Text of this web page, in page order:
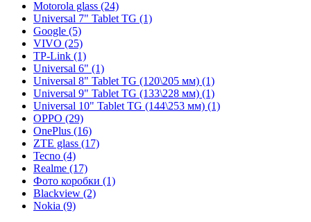
Motorola glass (24)
Universal 7" Tablet TG (1)
Google (5)
VIVO (25)
TP-Link (1)
Universal 6" (1)
Universal 8" Tablet TG (120\205 мм) (1)
Universal 9" Tablet TG (133\228 мм) (1)
Universal 10" Tablet TG (144\253 мм) (1)
OPPO (29)
OnePlus (16)
ZTE glass (17)
Tecno (4)
Realme (17)
Фото коробки (1)
Blackview (2)
Nokia (9)